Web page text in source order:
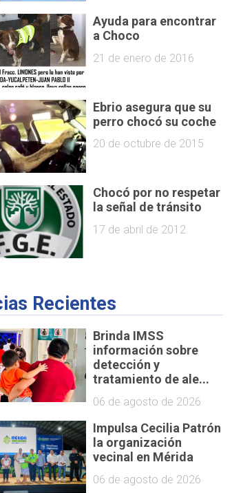
Ayuda para encontrar
a Choco
21 de enero de 2016
Ebrio asegura que su
perro chocó su coche
20 de octubre de 2015
Chocó por no respetar
la señal de tránsito
17 de abril de 2012
Recientes
Brinda IMSS
información sobre
detección y
tratamiento de ale...
06 de agosto de 2026
Impulsa Cecilia Patrón
la organización
vecinal en Mérida
06 de agosto de 2026